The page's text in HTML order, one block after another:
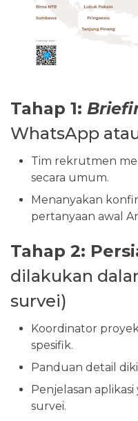
Tahap 1:
WhatsApp
Tim rekrutmen
secara umum.
Menanyakan
pertanyaan awal
Tahap 2:
dilakukan
survei)
Koordinator
spesifik.
Panduan detail
Penjelasan
survei.